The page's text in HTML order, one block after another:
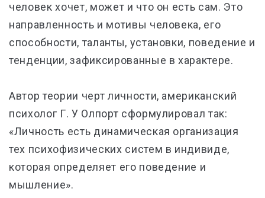
человек хочет, может и что он есть сам. Это
направленность и мотивы человека, его
способности, таланты, установки, поведение и
тенденции, зафиксированные в характере.
Автор теории черт личности, американский
психолог Г. У Олпорт сформулировал так:
«Личность есть динамическая организация
тех психофизических систем в индивиде,
которая определяет его поведение и
мышление».